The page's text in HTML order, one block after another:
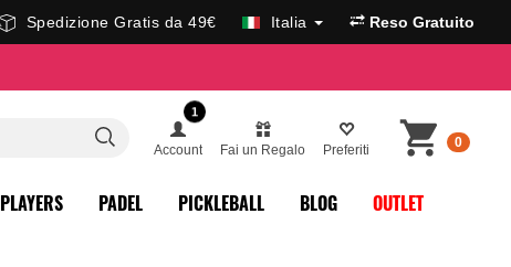
Spedizione Gratis da 49€ Italia Reso Gratuito
1
Account Fai un Regalo Preferiti 0
PLAYERS PADEL PICKLEBALL BLOG OUTLET